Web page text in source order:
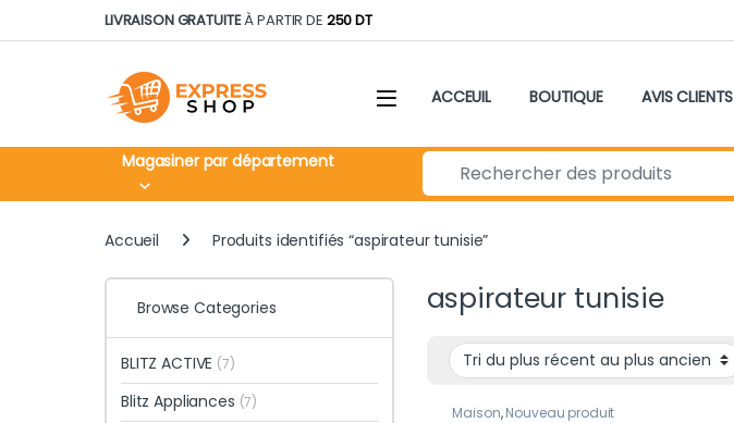
Skip to navigation
Skip to contentLIVRAISON GRATUITEÀ PARTIR DE 250 DT
ACCEUIL BOUTIQUE AVIS CLIENTS
Magasiner par département Search for:
Accueil Produits identifiés “aspirateur tunisie”
aspirateur tunisie
Maison,Nouveau produit
Browse Categories
BLITZ ACTIVE (7)
Blitz Appliances (7)